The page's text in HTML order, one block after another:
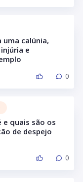
uma calúnia,
e
0
e quais são os
de despejo
0